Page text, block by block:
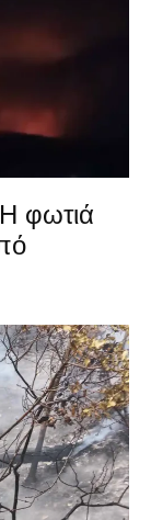
Η φωτιά